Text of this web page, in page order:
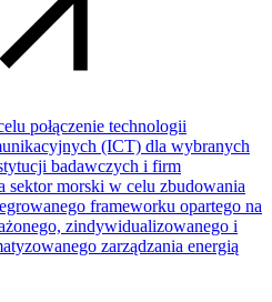
połączenie technologii
(ICT) dla wybranych
badawczych i firm
sektor morski w celu zbudowania
frameworku opartego na
zindywidualizowanego i
zarządzania energią